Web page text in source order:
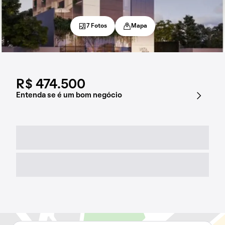
R$ 474.500
Entenda se é um bom negócio
7 Fotos Mapa